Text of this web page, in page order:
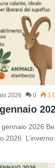
2026 0
2026
2026.